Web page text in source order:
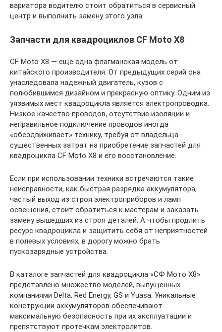
вариатора водителю стоит обратиться в сервисный
центр и выполнить замену этого узла.
Запчасти для квадроциклов CF Moto Х8
CF Moto Х8 — еще одна флагманская модель от
китайского производителя. От предыдущих серий она
унаследовала надежный двигатель, кузов с
полюбившимся дизайном и прекрасную оптику. Одним из
уязвимых мест квадроцикла является электропроводка.
Низкое качество проводов, отсутствие изоляции и
неправильное подключение проводов иногда
«обездвиживает» технику, требуя от владельца
существенных затрат на приобретение запчастей для
квадроцикла CF Moto X8 и его восстановление.
Если при использовании техники встречаются такие
неисправности, как быстрая разрядка аккумулятора,
частый выход из строя электроприборов и ламп
освещения, стоит обратиться к мастерам и заказать
замену вышедших из строя деталей. А чтобы продлить
ресурс квадроцикла и защитить себя от неприятностей
в полевых условиях, в дорогу можно брать
пускозарядные устройства.
В каталоге запчастей для квадроцикла «СФ Мото Х8»
представлено множество моделей, выпущенных
компаниями Delta, Red Energy, GS и Yuasa. Уникальные
конструкции аккумуляторов обеспечивают
максимальную безопасность при их эксплуатации и
препятствуют протечкам электролитов.